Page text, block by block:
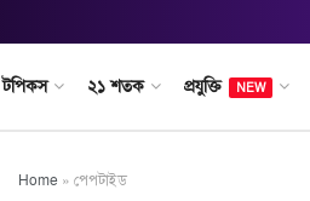
টপিকস ২১ শতক প্রযুক্তি NEW
Home » পেপটাইড